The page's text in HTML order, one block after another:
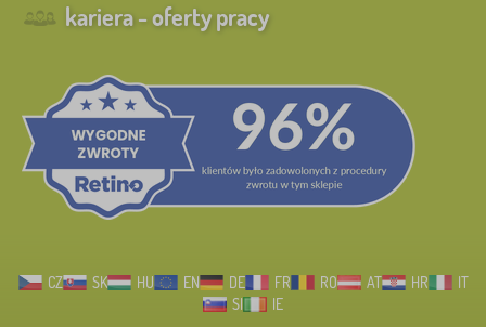
kariera - oferty pracy
CZ SK HU EN DE FR RO AT HR
IT
SI
IE